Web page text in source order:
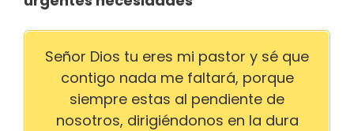
Señor Dios tu eres mi pastor y sé que
contigo nada me faltará, porque
siempre estas al pendiente de
nosotros, dirigiéndonos en la dura